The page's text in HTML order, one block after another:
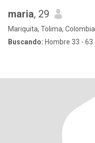
maria, 29
Mariquita, Tolima, Colombia
Buscando: Hombre 33 - 63